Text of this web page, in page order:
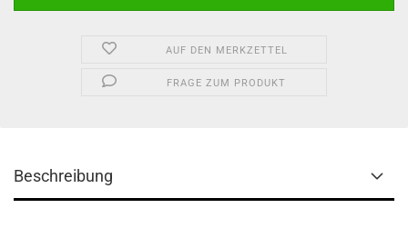
AUF DEN MERKZETTEL
FRAGE ZUM PRODUKT
Beschreibung